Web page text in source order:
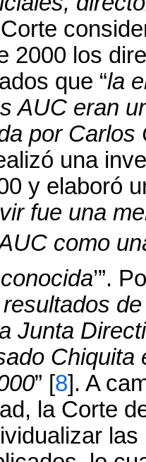
2000 los
que “la
AUC eran
por Carlos
una
y elaboró
fue una
como
’”.
Junta
Chiquita
” [8]. A
la Corte